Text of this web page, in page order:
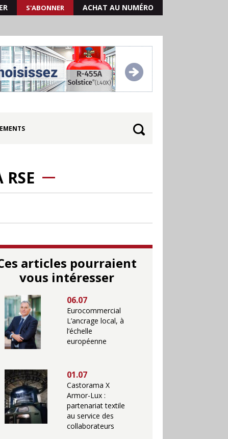
S'ABONNER ACHAT AU NUMÉRO
articles pourraient
vous intéresser
06.07
Eurocommercial
L’ancrage local, à
l’échelle
européenne
01.07
Castorama X
Armor-Lux :
partenariat textile
au service des
collaborateurs